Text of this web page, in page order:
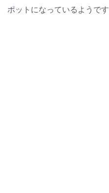
ポットになっているようです